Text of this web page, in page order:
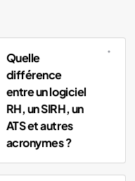
Quelle
différence
entre un logiciel
RH, un SIRH, un
ATS et autres
acronymes ?
- Logiciel RH: outil